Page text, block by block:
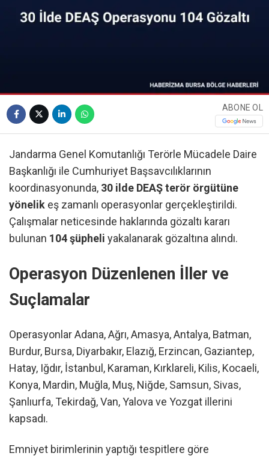
ABONE OL
Jandarma Genel Komutanlığı Terörle Mücadele Daire
Başkanlığı ile Cumhuriyet Başsavcılıklarının
koordinasyonunda, 30 ilde DEAŞ terör örgütüne
yönelik eş zamanlı operasyonlar gerçekleştirildi.
Çalışmalar neticesinde haklarında gözaltı kararı
bulunan 104 şüpheli yakalanarak gözaltına alındı.
Operasyon Düzenlenen İller ve
Suçlamalar
Operasyonlar Adana, Ağrı, Amasya, Antalya, Batman,
Burdur, Bursa, Diyarbakır, Elazığ, Erzincan, Gaziantep,
Hatay, Iğdır, İstanbul, Karaman, Kırklareli, Kilis, Kocaeli,
Konya, Mardin, Muğla, Muş, Niğde, Samsun, Sivas,
Şanlıurfa, Tekirdağ, Van, Yalova ve Yozgat illerini
kapsadı.
Emniyet birimlerinin yaptığı tespitlere göre